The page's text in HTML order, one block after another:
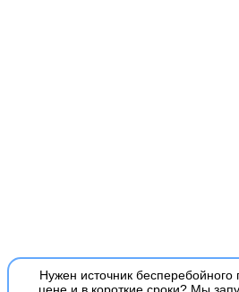
Нужен источник бесперебойного